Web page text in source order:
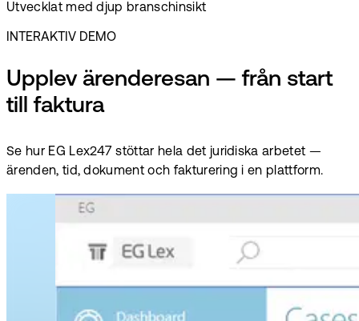
Utvecklat med djup branschinsikt
INTERAKTIV DEMO
Upplev ärenderesan — från start
till faktura
Se hur EG Lex247 stöttar hela det juridiska arbetet —
ärenden, tid, dokument och fakturering i en plattform.